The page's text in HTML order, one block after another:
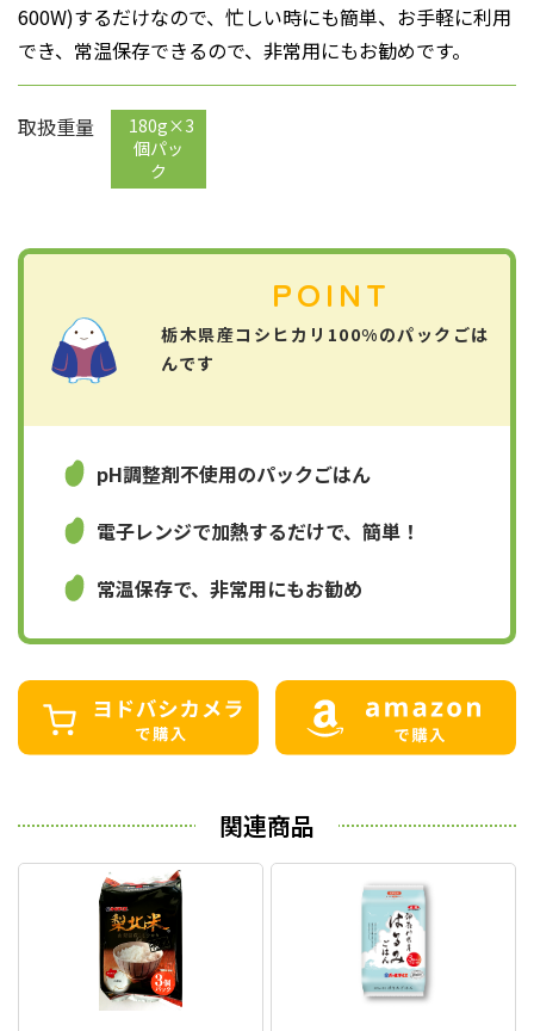
600W)するだけなので、忙しい時にも簡単、お手軽に利用
でき、常温保存できるので、非常用にもお勧めです。
取扱重量
180g×3
個パッ
ク
POINT
栃木県産コシヒカリ100%のパックごは
んです
pH調整剤不使用のパックごはん
電子レンジで加熱するだけで、簡単！
常温保存で、非常用にもお勧め
関連商品